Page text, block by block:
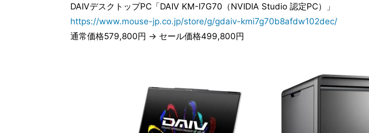
DAIVデスクトップPC「DAIV KM-I7G70（NVIDIA Studio 認定PC）」
https://www.mouse-jp.co.jp/store/g/gdaiv-kmi7g70b8afdw102dec/
通常価格579,800円 → セール価格499,800円